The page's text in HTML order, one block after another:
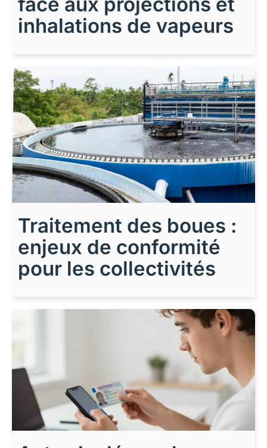
inhalations de vapeurs
Traitement des boues :
enjeux de conformité
pour les collectivités